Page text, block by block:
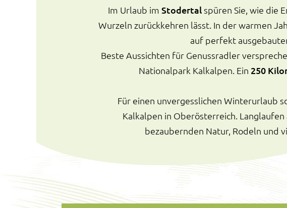
Im Urlaub im Stodertalspüren Sie, wie die
Wurzeln zurückkehren lässt. In der warmen
auf perfekt
Beste Aussichten für Genussradler
Nationalpark Kalkalpen. Ein 250
Für einen unvergesslichen Winterurlaub
Kalkalpen in Oberösterreich.
bezaubernden Natur, Rodeln und